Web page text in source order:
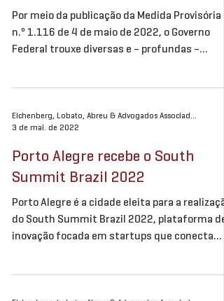
Por meio da publicação da Medida Provisória
n.º 1.116 de 4 de maio de 2022, o Governo
Federal trouxe diversas e – profundas –
Eichenberg, Lobato, Abreu & Advogados Associados
3 de mai. de 2022
Porto Alegre recebe o South
Summit Brazil 2022
Porto Alegre é a cidade eleita para a realização
do South Summit Brazil 2022, plataforma de
inovação focada em startups que conecta...